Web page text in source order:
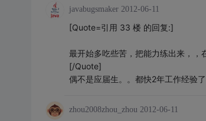
javabugsmaker 2012-06-11
[Quote=引用 33 楼 的回复:]
最开始多吃些苦，把能力练出来，，
[/Quote]
偶不是应届生。。都快2年工作经验
zhou2008zhou_zhou 2012-06-11